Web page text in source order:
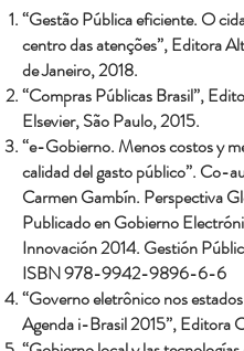
“Gestão Pública eficiente. O
centro das atenções”, Editora
de Janeiro, 2018.
“Compras Públicas Brasil”,
Elsevier, São Paulo, 2015.
“e-Gobierno. Menos costos y
calidad del gasto público”. Co-
Carmen Gambín. Perspectiva
Publicado en Gobierno
Innovación 2014. Gestión
ISBN978-9942-9896-6-6
“Governo eletrônico nos
Agenda i-Brasil 2015”, Editora